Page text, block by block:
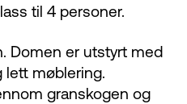
til 4 personer.
Domen er utstyrt med
lett møblering.
granskogen og